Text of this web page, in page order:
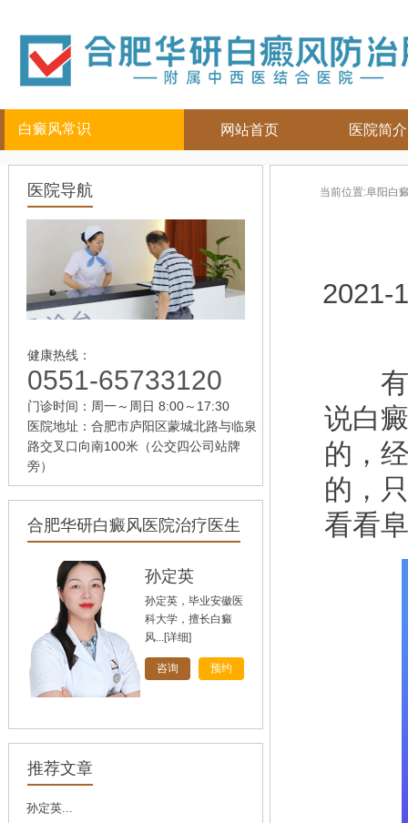
白癜风常识
儿童
女性
老年
头部
背部
网站首页 医院简介
医院导航
健康热线：
0551-65733120
门诊时间：周一～周日 8:00～17:30
医院地址：合肥市庐阳区蒙城北路与临泉
路交叉口向南100米（公交四公司站牌
旁）
合肥华研白癜风医院治疗医生
孙定英
孙定英，毕业安徽医
科大学，擅长白癜
风...[详细]
咨询 预约
高汝辉
推荐文章
孙定英...
当前位置:阜阳白
2021-
有不
说白
的，
的，
看看